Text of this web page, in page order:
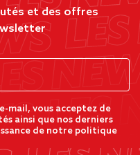
et des offres
mail, vous acceptez de
ainsi que nos derniers
de notre politique